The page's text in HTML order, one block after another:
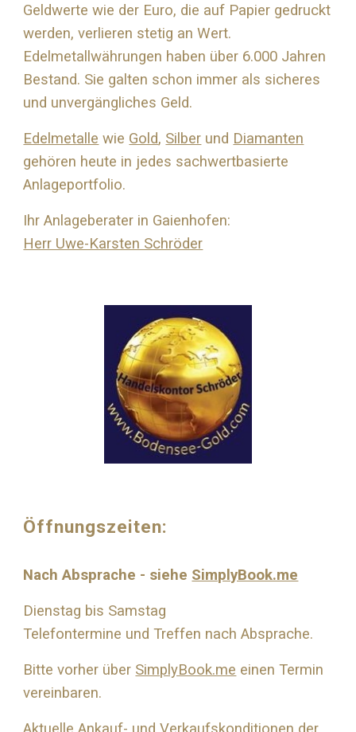
Geldwerte wie der Euro, die auf Papier gedruckt
werden, verlieren stetig an Wert.
Edelmetallwährungen haben über 6.000 Jahren
Bestand. Sie galten schon immer als sicheres
und unvergängliches Geld.
Edelmetalle wie Gold, Silber und Diamanten
gehören heute in jedes sachwertbasierte
Anlageportfolio.
Ihr Anlageberater in Gaienhofen:
Herr Uwe-Karsten Schröder
Öffnungszeiten:
Nach Absprache - siehe SimplyBook.me
Dienstag bis Samstag
Telefontermine und Treffen nach Absprache.
Bitte vorher über SimplyBook.me einen Termin
vereinbaren.